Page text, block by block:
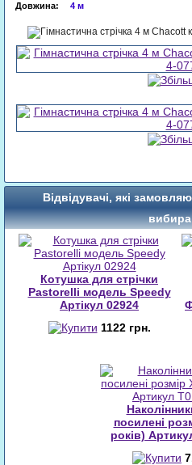
Довжина:
4 м
Відвідувачі, які
Котушка для стрічки
Pastorelli модель Speedy
Aртікул 02924
1122 грн.
посилені
років)